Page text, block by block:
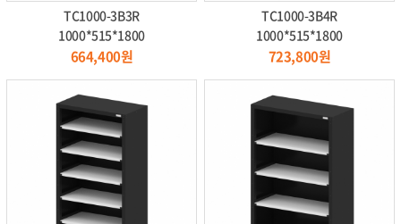
TC1000-3B3R
1000*515*1800
664,400원
TC1000-3B4R
1000*515*1800
723,800원